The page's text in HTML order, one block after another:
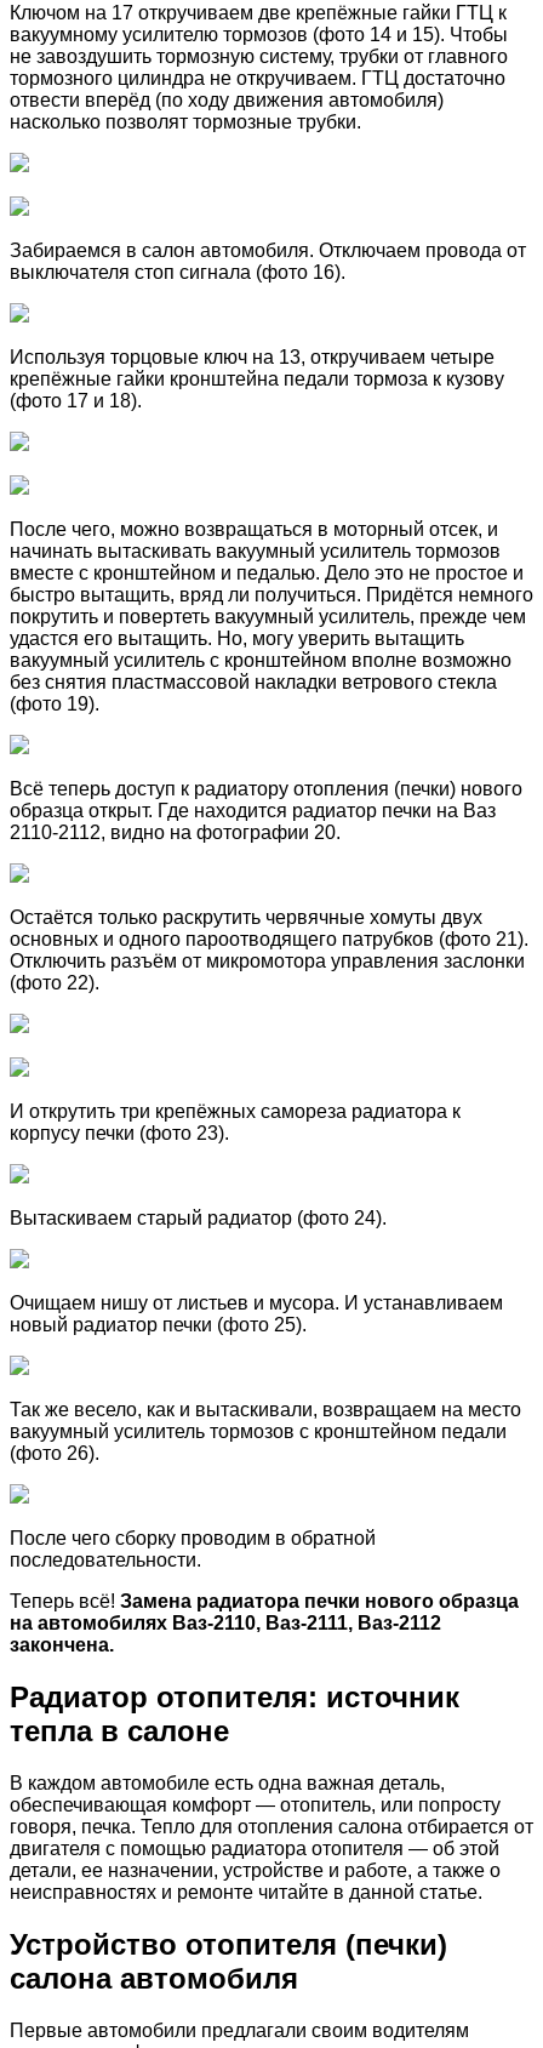
Ключом на 17 откручиваем две крепёжные гайки ГТЦ к
вакуумному усилителю тормозов (фото 14 и 15). Чтобы
не завоздушить тормозную систему, трубки от главного
тормозного цилиндра не откручиваем. ГТЦ достаточно
отвести вперёд (по ходу движения автомобиля)
насколько позволят тормозные трубки.
Забираемся в салон автомобиля. Отключаем провода от
выключателя стоп сигнала (фото 16).
Используя торцовые ключ на 13, откручиваем четыре
крепёжные гайки кронштейна педали тормоза к кузову
(фото 17 и 18).
После чего, можно возвращаться в моторный отсек, и
начинать вытаскивать вакуумный усилитель тормозов
вместе с кронштейном и педалью. Дело это не простое и
быстро вытащить, вряд ли получиться. Придётся немного
покрутить и повертеть вакуумный усилитель, прежде чем
удастся его вытащить. Но, могу уверить вытащить
вакуумный усилитель с кронштейном вполне возможно
без снятия пластмассовой накладки ветрового стекла
(фото 19).
Всё теперь доступ к радиатору отопления (печки) нового
образца открыт. Где находится радиатор печки на Ваз
2110-2112, видно на фотографии 20.
Остаётся только раскрутить червячные хомуты двух
основных и одного пароотводящего патрубков (фото 21).
Отключить разъём от микромотора управления заслонки
(фото 22).
И открутить три крепёжных самореза радиатора к
корпусу печки (фото 23).
Вытаскиваем старый радиатор (фото 24).
Очищаем нишу от листьев и мусора. И устанавливаем
новый радиатор печки (фото 25).
Так же весело, как и вытаскивали, возвращаем на место
вакуумный усилитель тормозов с кронштейном педали
(фото 26).
После чего сборку проводим в обратной
последовательности.
Теперь всё! Замена радиатора печки нового образца
на автомобилях Ваз-2110, Ваз-2111, Ваз-2112
закончена.
Радиатор отопителя: источник
тепла в салоне
В каждом автомобиле есть одна важная деталь,
обеспечивающая комфорт — отопитель, или попросту
говоря, печка. Тепло для отопления салона отбирается от
двигателя с помощью радиатора отопителя — об этой
детали, ее назначении, устройстве и работе, а также о
неисправностях и ремонте читайте в данной статье.
Устройство отопителя (печки)
салона автомобиля
Первые автомобили предлагали своим водителям